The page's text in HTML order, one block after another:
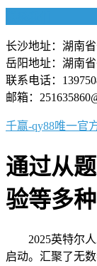
长沙地址：湖南
岳阳地址：湖南
联系电话：
邮箱：
千赢-qy88唯一官
通过从
验等多种
2025英特尔人
启动。汇聚了无